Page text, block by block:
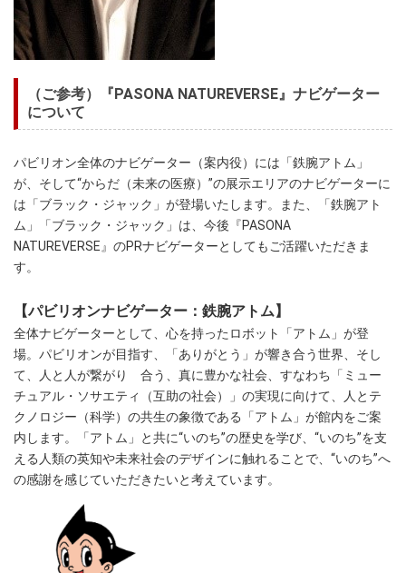
（ご参考）『PASONA NATUREVERSE』ナビゲーター
について
パビリオン全体のナビゲーター（案内役）には「鉄腕アトム」
が、そして“からだ（未来の医療）”の展示エリアのナビゲーターに
は「ブラック・ジャック」が登場いたします。また、「鉄腕アト
ム」「ブラック・ジャック」は、今後『PASONA
NATUREVERSE』のPRナビゲーターとしてもご活躍いただきま
す。
【パビリオンナビゲーター：鉄腕アトム】
全体ナビゲーターとして、心を持ったロボット「アトム」が登
場。パビリオンが目指す、「ありがとう」が響き合う世界、そし
て、人と人が繋がり 合う、真に豊かな社会、すなわち「ミュー
チュアル・ソサエティ（互助の社会）」の実現に向けて、人とテ
クノロジー（科学）の共生の象徴である「アトム」が館内をご案
内します。「アトム」と共に“いのち”の歴史を学び、“いのち”を支
える人類の英知や未来社会のデザインに触れることで、“いのち”へ
の感謝を感じていただきたいと考えています。